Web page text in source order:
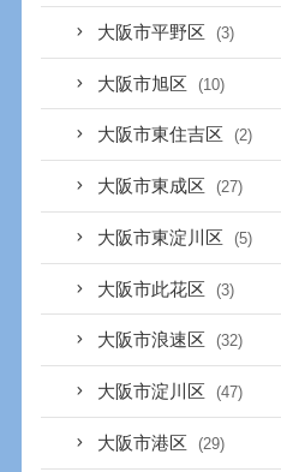
大阪市平野区 (3)
大阪市旭区 (10)
大阪市東住吉区 (2)
大阪市東成区 (27)
大阪市東淀川区 (5)
大阪市此花区 (3)
大阪市浪速区 (32)
大阪市淀川区 (47)
大阪市港区 (29)